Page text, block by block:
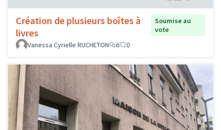
Création de plusieurs boîtes à
livres
Soumise au
vote
Vanessa Cyrielle RUCHETON
6 0